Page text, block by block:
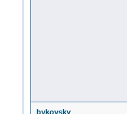
bykovsky